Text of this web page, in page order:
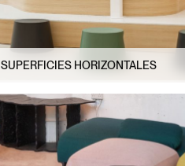
SUPERFICIES HORIZONTALES